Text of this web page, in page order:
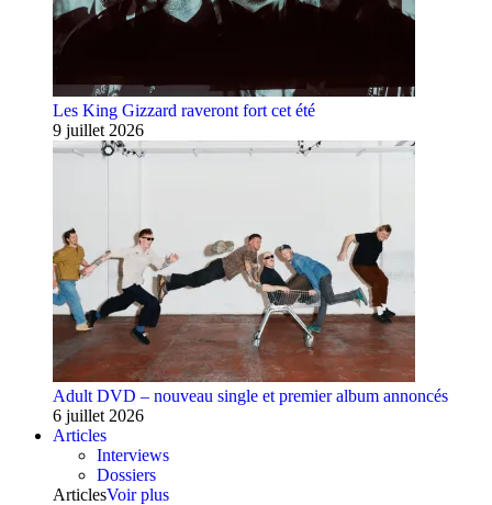
Les King Gizzard raveront fort cet été
9 juillet 2026
Adult DVD – nouveau single et premier album annoncés
6 juillet 2026
Articles
Interviews
Dossiers
ArticlesVoir plus